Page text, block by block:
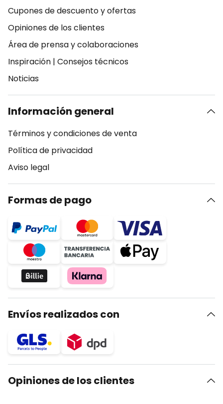
Cupones de descuento y ofertas
Opiniones de los clientes
Área de prensa y colaboraciones
Inspiración | Consejos técnicos
Noticias
Información general
Términos y condiciones de venta
Política de privacidad
Aviso legal
Formas de pago
Envíos realizados con
Opiniones de los clientes